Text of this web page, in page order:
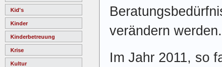
Kid's
Kinder
Kinderbetreuung
Krise
Kultur
verändern werden.
Im Jahr 2011, so